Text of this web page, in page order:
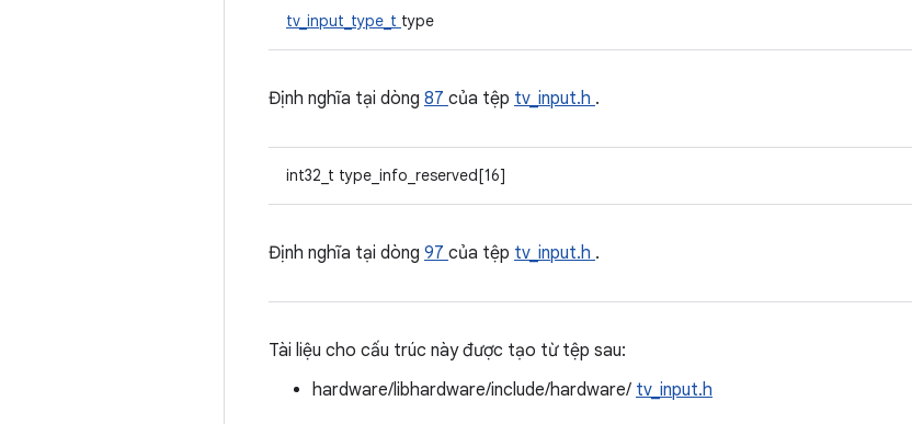
tv_input_type_t type
Định nghĩa tại dòng 87 của tệp tv_input.h .
int32_t type_info_reserved[16]
Định nghĩa tại dòng 97 của tệp tv_input.h .
Tài liệu cho cấu trúc này được tạo từ tệp sau:
hardware/libhardware/include/hardware/ tv_input.h